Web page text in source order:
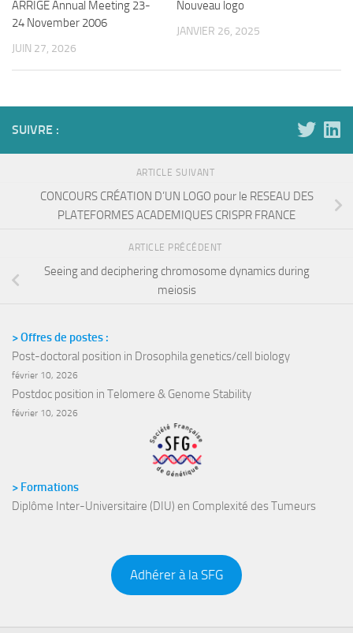
ARRIGE Annual Meeting 23-
24 November 2006
JUIN 27, 2026
Nouveau logo
JANVIER 26, 2025
SUIVRE :
ARTICLE SUIVANT
CONCOURS CRÉATION D’UN LOGO pour le RESEAU DES
PLATEFORMES ACADEMIQUES CRISPR FRANCE
ARTICLE PRÉCÉDENT
Seeing and deciphering chromosome dynamics during
meiosis
> Offres de postes :
Post-doctoral position in Drosophila genetics/cell biology
février 10, 2026
Postdoc position in Telomere & Genome Stability
février 10, 2026
> Formations
Diplôme Inter-Universitaire (DIU) en Complexité des Tumeurs
Adhérer à la SFG